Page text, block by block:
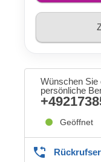
Wünschen Sie
persönliche
Geöffnet